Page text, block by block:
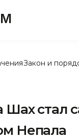
Закон и
Шах стал
Непала